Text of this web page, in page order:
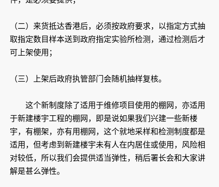
（二）来货抵达香港后，必须按政府要求，以指定方式抽
取指定数目样本送到政府指定实验所检测，通过检测后才
可上架使用；
（三）上架后政府执管部门会随机抽样复核。
这个新制度除了适用于维修项目使用的棚网，亦适用
于新建楼宇工程的棚网，即是说如果我们兴建一些新楼
宇，有棚架，亦有用棚网，这个就地采样和检测制度都是
适用，但考虑到新建楼宇未有人在内居住或使用，风险相
对较低，所以我们会提供适当弹性，稍后署长会和大家讲
解是甚么弹性。